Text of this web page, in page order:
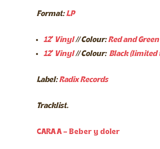
desde
22,00€
Format:LP
12′ Vinyl// Colour:Red and
12′ Vinyl// Colour: Black (limited
Label:RadixRecords
Tracklist.
CARA A – Beber y doler